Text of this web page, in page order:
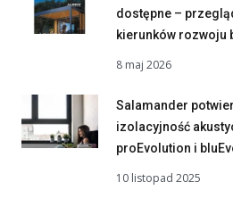
dostępne –
kierunków rozwoju
8 maj 2026
Salamander
izolacyjność
proEvolution i
10 listopad 2025